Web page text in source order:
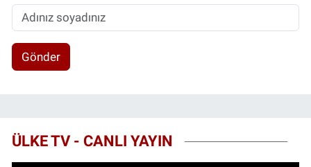
Gönder
ÜLKE TV - CANLI YAYIN